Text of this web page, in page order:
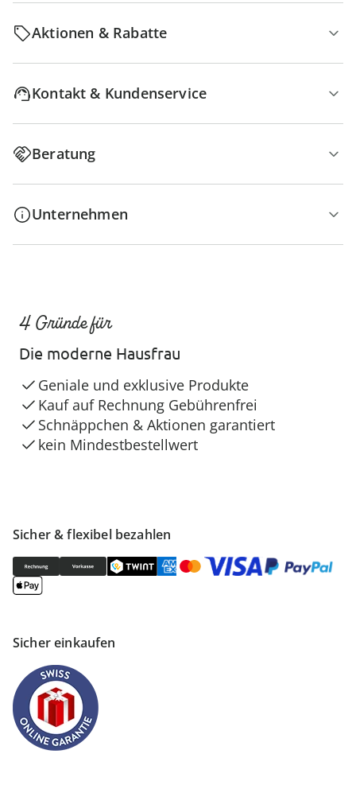
Aktionen & Rabatte
Kontakt & Kundenservice
Beratung
Unternehmen
Sicher & flexibel bezahlen
Sicher einkaufen
4 Gründe für
Die moderne Hausfrau
Geniale und exklusive Produkte
Kauf auf Rechnung Gebührenfrei
Schnäppchen & Aktionen garantiert
kein Mindestbestellwert